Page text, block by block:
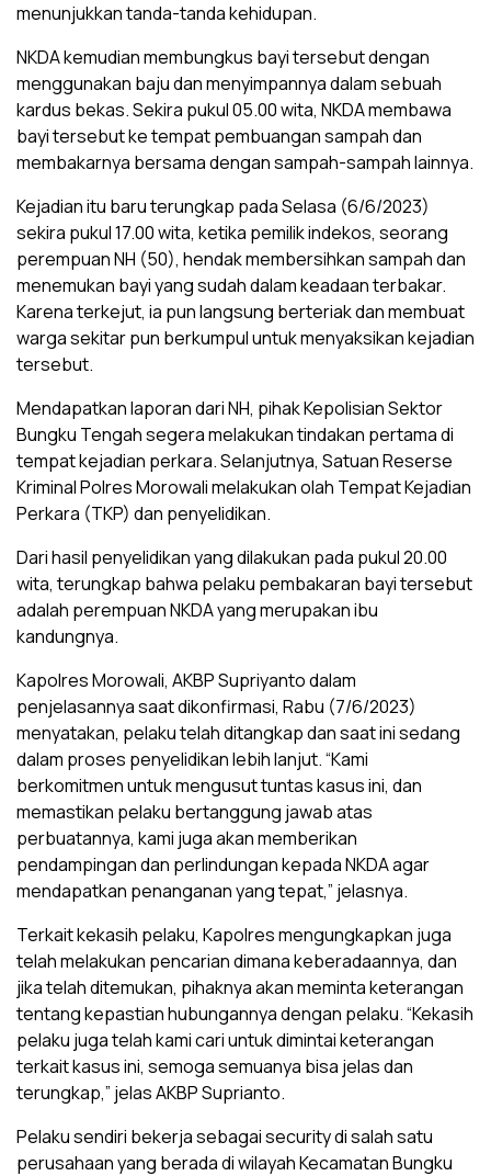
menunjukkan tanda-tanda kehidupan.
NKDA kemudian membungkus bayi tersebut dengan
menggunakan baju dan menyimpannya dalam sebuah
kardus bekas. Sekira pukul 05.00 wita, NKDA membawa
bayi tersebut ke tempat pembuangan sampah dan
membakarnya bersama dengan sampah-sampah lainnya.
Kejadian itu baru terungkap pada Selasa (6/6/2023)
sekira pukul 17.00 wita, ketika pemilik indekos, seorang
perempuan NH (50), hendak membersihkan sampah dan
menemukan bayi yang sudah dalam keadaan terbakar.
Karena terkejut, ia pun langsung berteriak dan membuat
warga sekitar pun berkumpul untuk menyaksikan kejadian
tersebut.
Mendapatkan laporan dari NH, pihak Kepolisian Sektor
Bungku Tengah segera melakukan tindakan pertama di
tempat kejadian perkara. Selanjutnya, Satuan Reserse
Kriminal Polres Morowali melakukan olah Tempat Kejadian
Perkara (TKP) dan penyelidikan.
Dari hasil penyelidikan yang dilakukan pada pukul 20.00
wita, terungkap bahwa pelaku pembakaran bayi tersebut
adalah perempuan NKDA yang merupakan ibu
kandungnya.
Kapolres Morowali, AKBP Supriyanto dalam
penjelasannya saat dikonfirmasi, Rabu (7/6/2023)
menyatakan, pelaku telah ditangkap dan saat ini sedang
dalam proses penyelidikan lebih lanjut. “Kami
berkomitmen untuk mengusut tuntas kasus ini, dan
memastikan pelaku bertanggung jawab atas
perbuatannya, kami juga akan memberikan
pendampingan dan perlindungan kepada NKDA agar
mendapatkan penanganan yang tepat,” jelasnya.
Terkait kekasih pelaku, Kapolres mengungkapkan juga
telah melakukan pencarian dimana keberadaannya, dan
jika telah ditemukan, pihaknya akan meminta keterangan
tentang kepastian hubungannya dengan pelaku. “Kekasih
pelaku juga telah kami cari untuk dimintai keterangan
terkait kasus ini, semoga semuanya bisa jelas dan
terungkap,” jelas AKBP Suprianto.
Pelaku sendiri bekerja sebagai security di salah satu
perusahaan yang berada di wilayah Kecamatan Bungku